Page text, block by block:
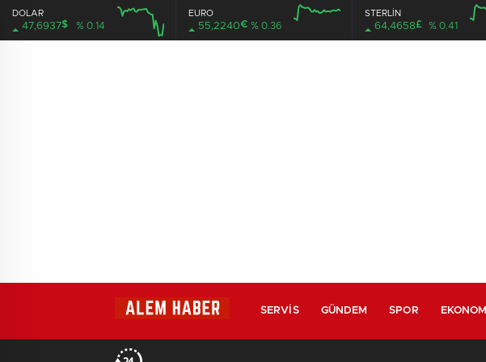
DOLAR
47,6937$ % 0.14
EURO
55,2240€ % 0.36
STERLİN
64,4658£ % 0.41
SERVIS GÜNDEM SPOR EKONOMI